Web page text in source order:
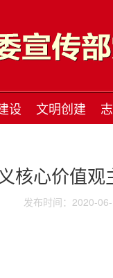
设 文明创建
核心价值
发布时间：2020-